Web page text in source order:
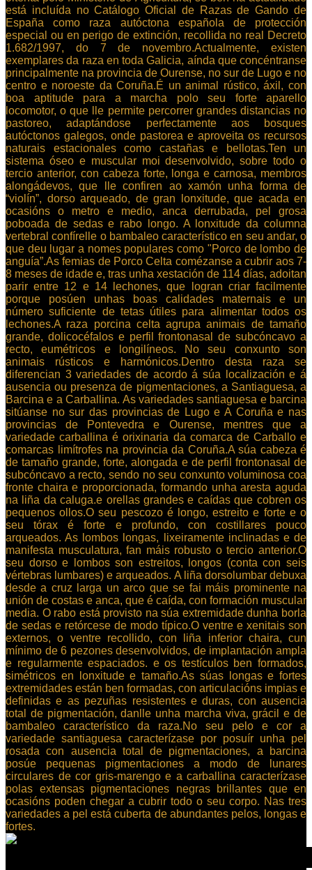
está incluída no Catálogo Oficial de Razas de Gando de
España como raza autóctona española de protección
especial ou en perigo de extinción, recollida no real Decreto
1.682/1997, do 7 de novembro.Actualmente, existen
exemplares da raza en toda Galicia, aínda que concéntranse
principalmente na provincia de Ourense, no sur de Lugo e no
centro e noroeste da Coruña.É un animal rústico, áxil, con
boa aptitude para a marcha polo seu forte aparello
locomotor, o que lle permite percorrer grandes distancias no
pastoreo, adaptándose perfectamente aos bosques
autóctonos galegos, onde pastorea e aproveita os recursos
naturais estacionales como castañas e bellotas.Ten un
sistema óseo e muscular moi desenvolvido, sobre todo o
tercio anterior, con cabeza forte, longa e carnosa, membros
alongádevos, que lle confiren ao xamón unha forma de
“violín”, dorso arqueado, de gran lonxitude, que acada en
ocasións o metro e medio, anca derrubada, pel grosa
poboada de sedas e rabo longo. A lonxitude da columna
vertebral confírelle o bambaleo característico en seu andar, o
que deu lugar a nomes populares como "Porco de lombo de
anguía”.As femias de Porco Celta comézanse a cubrir aos 7-
8 meses de idade e, tras unha xestación de 114 días, adoitan
parir entre 12 e 14 lechones, que logran criar facilmente
porque posúen unhas boas calidades maternais e un
número suficiente de tetas útiles para alimentar todos os
lechones.A raza porcina celta agrupa animais de tamaño
grande, dolicocéfalos e perfil frontonasal de subcóncavo a
recto, eumétricos e longilíneos. No seu conxunto son
animais rústicos e harmónicos.Dentro desta raza se
diferencian 3 variedades de acordo á súa localización e á
ausencia ou presenza de pigmentaciones, a Santiaguesa, a
Barcina e a Carballina. As variedades santiaguesa e barcina
sitúanse no sur das provincias de Lugo e A Coruña e nas
provincias de Pontevedra e Ourense, mentres que a
variedade carballina é orixinaria da comarca de Carballo e
comarcas limítrofes na provincia da Coruña.A súa cabeza é
de tamaño grande, forte, alongada e de perfil frontonasal de
subcóncavo a recto, sendo no seu conxunto voluminosa coa
fronte chaira e proporcionada, formando unha aresta aguda
na liña da caluga.e orellas grandes e caídas que cobren os
pequenos ollos.O seu pescozo é longo, estreito e forte e o
seu tórax é forte e profundo, con costillares pouco
arqueados. As lombos longas, lixeiramente inclinadas e de
manifesta musculatura, fan máis robusto o tercio anterior.O
seu dorso e lombos son estreitos, longos (conta con seis
vértebras lumbares) e arqueados. A liña dorsolumbar debuxa
desde a cruz larga un arco que se fai máis prominente na
unión de costas e anca, que é caída, con formación muscular
media. O rabo está provisto na súa extremidade dunha borla
de sedas e retórcese de modo típico.O ventre e xenitais son
externos, o ventre recollido, con liña inferior chaira, cun
mínimo de 6 pezones desenvolvidos, de implantación ampla
e regularmente espaciados. e os testículos ben formados,
simétricos en lonxitude e tamaño.As súas longas e fortes
extremidades están ben formadas, con articulacións impias e
definidas e as pezuñas resistentes e duras, con ausencia
total de pigmentación, danlle unha marcha viva, grácil e de
bambaleo característico da raza.No seu pelo e cor a
variedade santiaguesa caracterízase por posuír unha pel
rosada con ausencia total de pigmentaciones, a barcina
posúe pequenas pigmentaciones a modo de lunares
circulares de cor gris-marengo e a carballina caracterízase
polas extensas pigmentaciones negras brillantes que en
ocasións poden chegar a cubrir todo o seu corpo. Nas tres
variedades a pel está cuberta de abundantes pelos, longas e
fortes.